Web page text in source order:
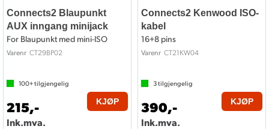
Connects2 Blaupunkt
AUX inngang minijack
For Blaupunkt med mini-ISO
Varenr CT29BP02
100+tilgjengelig
215,-
Ink.mva.
KJØP
Connects2 Kenwood ISO-
kabel
16+8 pins
Varenr CT21KW04
3tilgjengelig
390,-
Ink.mva.
KJØP